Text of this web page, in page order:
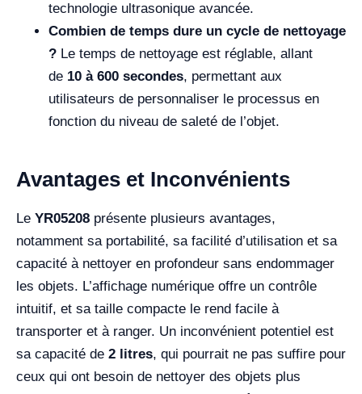
technologie ultrasonique avancée.
Combien de temps dure un cycle de nettoyage
? Le temps de nettoyage est réglable, allant
de 10 à 600 secondes, permettant aux
utilisateurs de personnaliser le processus en
fonction du niveau de saleté de l’objet.
Avantages et Inconvénients
Le YR05208 présente plusieurs avantages,
notamment sa portabilité, sa facilité d’utilisation et sa
capacité à nettoyer en profondeur sans endommager
les objets. L’affichage numérique offre un contrôle
intuitif, et sa taille compacte le rend facile à
transporter et à ranger. Un inconvénient potentiel est
sa capacité de 2 litres, qui pourrait ne pas suffire pour
ceux qui ont besoin de nettoyer des objets plus